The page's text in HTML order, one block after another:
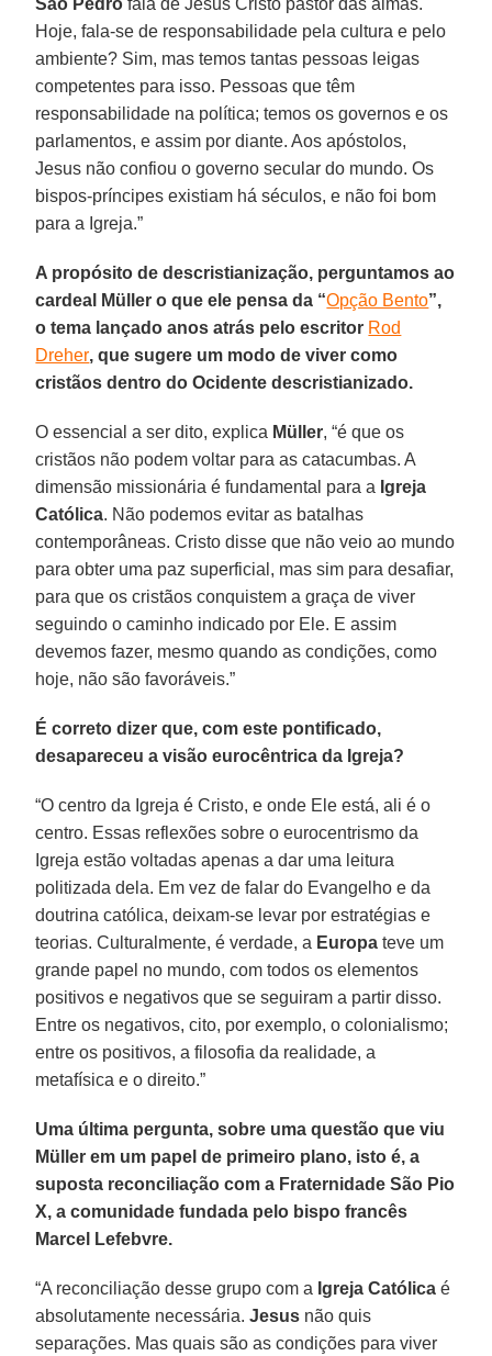
Hoje, fala-se de responsabilidade pela cultura e pelo
ambiente? Sim, mas temos tantas pessoas leigas
competentes para isso. Pessoas que têm
responsabilidade na política; temos os governos e os
parlamentos, e assim por diante. Aos apóstolos,
Jesus não confiou o governo secular do mundo. Os
bispos-príncipes existiam há séculos, e não foi bom
para a Igreja.”
A propósito de descristianização, perguntamos ao
cardeal Müller o que ele pensa da “Opção Bento”,
o tema lançado anos atrás pelo escritor Rod
Dreher, que sugere um modo de viver como
cristãos dentro do Ocidente descristianizado.
O essencial a ser dito, explica Müller, “é que os
cristãos não podem voltar para as catacumbas. A
dimensão missionária é fundamental para a Igreja
Católica. Não podemos evitar as batalhas
contemporâneas. Cristo disse que não veio ao mundo
para obter uma paz superficial, mas sim para desafiar,
para que os cristãos conquistem a graça de viver
seguindo o caminho indicado por Ele. E assim
devemos fazer, mesmo quando as condições, como
hoje, não são favoráveis.”
É correto dizer que, com este pontificado,
desapareceu a visão eurocêntrica da Igreja?
“O centro da Igreja é Cristo, e onde Ele está, ali é o
centro. Essas reflexões sobre o eurocentrismo da
Igreja estão voltadas apenas a dar uma leitura
politizada dela. Em vez de falar do Evangelho e da
doutrina católica, deixam-se levar por estratégias e
teorias. Culturalmente, é verdade, a Europa teve um
grande papel no mundo, com todos os elementos
positivos e negativos que se seguiram a partir disso.
Entre os negativos, cito, por exemplo, o colonialismo;
entre os positivos, a filosofia da realidade, a
metafísica e o direito.”
Uma última pergunta, sobre uma questão que viu
Müller em um papel de primeiro plano, isto é, a
suposta reconciliação com a Fraternidade São Pio
X, a comunidade fundada pelo bispo francês
Marcel Lefebvre.
“A reconciliação desse grupo com a Igreja Católica é
absolutamente necessária.Jesus não quis
separações. Mas quais são as condições para viver